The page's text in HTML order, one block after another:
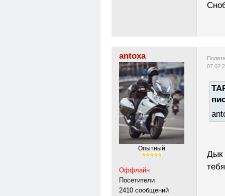
antoxa
Опытный
Оффлайн
Посетители
2410 сообщений
Дык